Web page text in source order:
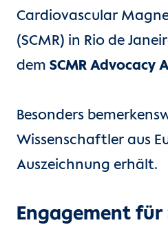
Cardiovascular
(SCMR) in Rio de
dem SCMR Advocacy
Besonders
Wissenschaftler aus
Auszeichnung erhält.
Engagement